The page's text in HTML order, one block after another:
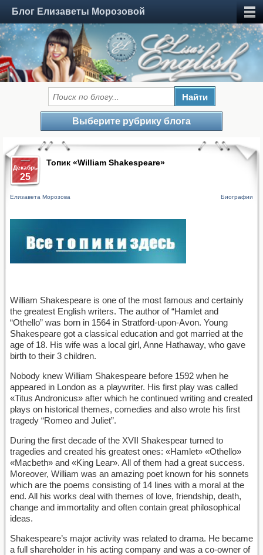
Блог Елизаветы Морозовой
Выберите рубрику блога
Декабрь
25
Топик «William Shakespeare»
Елизавета Морозова Биографии
William Shakespeare is one of the most famous and certainly
the greatest English writers. The author of “Hamlet and
“Othello” was born in 1564 in Stratford-upon-Avon. Young
Shakespeare got a classical education and got married at the
age of 18. His wife was a local girl, Anne Hathaway, who gave
birth to their 3 children.
Nobody knew William Shakespeare before 1592 when he
appeared in London as a playwriter. His first play was called
«Titus Andronicus» after which he continued writing and created
plays on historical themes, comedies and also wrote his first
tragedy “Romeo and Juliet”.
During the first decade of the XVII Shakespear turned to
tragedies and created his greatest ones: «Hamlet» «Othello»
«Macbeth» and «King Lear». All of them had a great success.
Moreover, William was an amazing poet known for his sonnets
which are the poems consisting of 14 lines with a moral at the
end. All his works deal with themes of love, friendship, death,
change and immortality and often contain great philosophical
ideas.
Shakespeare’s major activity was related to drama. He became
a full shareholder in his acting company and was a co-owner of